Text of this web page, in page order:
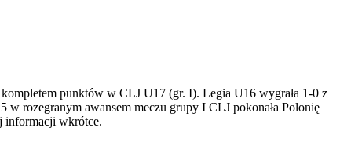
punktów w CLJ U17 (gr. I). Legia U16 wygrała 1-0 z
w rozegranym awansem meczu grupy I CLJ pokonała Polonię
informacji wkrótce.